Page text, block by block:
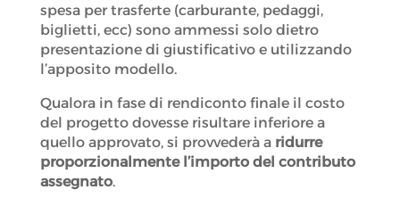
spesa per trasferte (carburante, pedaggi,
biglietti, ecc) sono ammessi solo dietro
presentazione di giustificativo e utilizzando
l’apposito modello.
Qualora in fase di rendiconto finale il costo
del progetto dovesse risultare inferiore a
quello approvato, si provvederà a ridurre
proporzionalmente l’importo del contributo
assegnato.